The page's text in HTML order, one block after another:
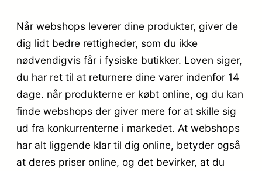
Når webshops leverer dine produkter, giver de
dig lidt bedre rettigheder, som du ikke
nødvendigvis får i fysiske butikker. Loven siger,
du har ret til at returnere dine varer indenfor 14
dage. når produkterne er købt online, og du kan
finde webshops der giver mere for at skille sig
ud fra konkurrenterne i markedet. At webshops
har alt liggende klar til dig online, betyder også
at deres priser online, og det bevirker, at du